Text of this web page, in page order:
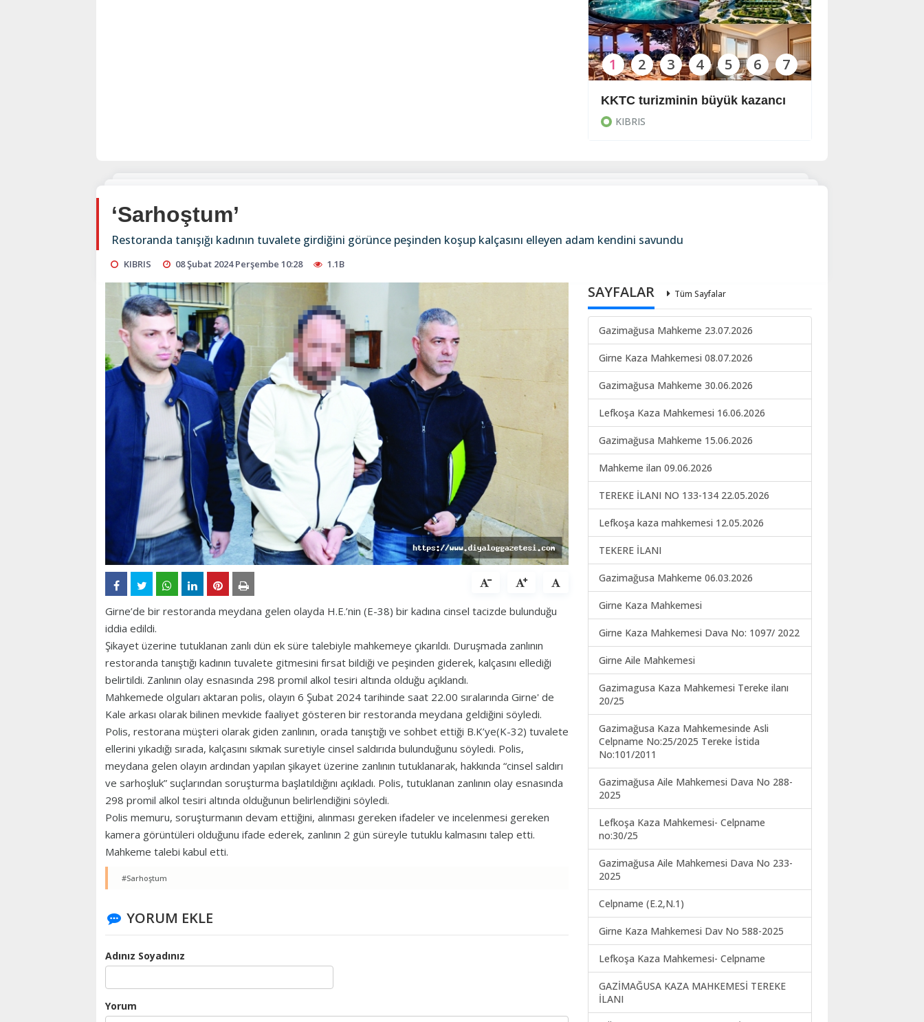
KKTC turizminin büyük kazancı
KIBRIS
1 2 3 4 5 6 7
‘Sarhoştum’
Restoranda tanışığı kadının tuvalete girdiğini görünce peşinden koşup kalçasını elleyen adam kendini savundu
KIBRIS 08 Şubat 2024 Perşembe 10:28 1.1B
Girne’de bir restoranda meydana gelen olayda H.E.’nin (E-38) bir kadına cinsel tacizde bulunduğu
iddia edildi.
Şikayet üzerine tutuklanan zanlı dün ek süre talebiyle mahkemeye çıkarıldı. Duruşmada zanlının
restoranda tanıştığı kadının tuvalete gitmesini fırsat bildiği ve peşinden giderek, kalçasını ellediği
belirtildi. Zanlının olay esnasında 298 promil alkol tesiri altında olduğu açıklandı.
Mahkemede olguları aktaran polis, olayın 6 Şubat 2024 tarihinde saat 22.00 sıralarında Girne' de
Kale arkası olarak bilinen mevkide faaliyet gösteren bir restoranda meydana geldiğini söyledi.
Polis, restorana müşteri olarak giden zanlının, orada tanıştığı ve sohbet ettiği B.K’ye(K-32) tuvalete
ellerini yıkadığı sırada, kalçasını sıkmak suretiyle cinsel saldırıda bulunduğunu söyledi. Polis,
meydana gelen olayın ardından yapılan şikayet üzerine zanlının tutuklanarak, hakkında “cinsel saldırı
ve sarhoşluk” suçlarından soruşturma başlatıldığını açıkladı. Polis, tutuklanan zanlının olay esnasında
298 promil alkol tesiri altında olduğunun belirlendiğini söyledi.
Polis memuru, soruşturmanın devam ettiğini, alınması gereken ifadeler ve incelenmesi gereken
kamera görüntüleri olduğunu ifade ederek, zanlının 2 gün süreyle tutuklu kalmasını talep etti.
Mahkeme talebi kabul etti.
#Sarhoştum
YORUM EKLE
Adınız Soyadınız
Yorum
SAYFALAR Tüm Sayfalar
Gazimağusa Mahkeme 23.07.2026
Girne Kaza Mahkemesi 08.07.2026
Gazimağusa Mahkeme 30.06.2026
Lefkoşa Kaza Mahkemesi 16.06.2026
Gazimağusa Mahkeme 15.06.2026
Mahkeme ilan 09.06.2026
TEREKE İLANI NO 133-134 22.05.2026
Lefkoşa kaza mahkemesi 12.05.2026
TEKERE İLANI
Gazimağusa Mahkeme 06.03.2026
Girne Kaza Mahkemesi
Girne Kaza Mahkemesi Dava No: 1097/ 2022
Girne Aile Mahkemesi
Gazimagusa Kaza Mahkemesi Tereke ilanı
20/25
Gazimağusa Kaza Mahkemesinde Asli
Celpname No:25/2025 Tereke İstida
No:101/2011
Gazimağusa Aile Mahkemesi Dava No 288-
2025
Lefkoşa Kaza Mahkemesi- Celpname
no:30/25
Gazimağusa Aile Mahkemesi Dava No 233-
2025
Celpname (E.2,N.1)
Girne Kaza Mahkemesi Dav No 588-2025
Lefkoşa Kaza Mahkemesi- Celpname
GAZİMAĞUSA KAZA MAHKEMESİ TEREKE
İLANI